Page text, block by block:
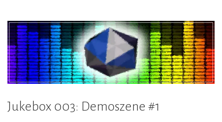
Jukebox 003: Demoszene #1